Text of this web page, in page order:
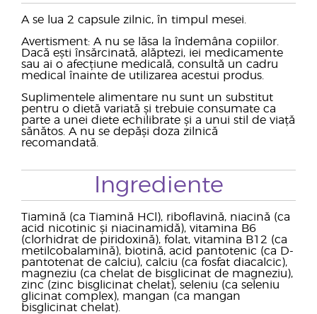
A se lua 2 capsule zilnic, în timpul mesei.
Avertisment: A nu se lăsa la îndemâna copiilor.
Dacă ești însărcinată, alăptezi, iei medicamente
sau ai o afecțiune medicală, consultă un cadru
medical înainte de utilizarea acestui produs.
Suplimentele alimentare nu sunt un substitut
pentru o dietă variată și trebuie consumate ca
parte a unei diete echilibrate și a unui stil de viață
sănătos. A nu se depăși doza zilnică
recomandată.
Ingrediente
Tiamină (ca Tiamină HCl), riboflavină, niacină (ca
acid nicotinic și niacinamidă), vitamina B6
(clorhidrat de piridoxină), folat, vitamina B12 (ca
metilcobalamină), biotină, acid pantotenic (ca D-
pantotenat de calciu), calciu (ca fosfat diacalcic),
magneziu (ca chelat de bisglicinat de magneziu),
zinc (zinc bisglicinat chelat), seleniu (ca seleniu
glicinat complex), mangan (ca mangan
bisglicinat chelat).